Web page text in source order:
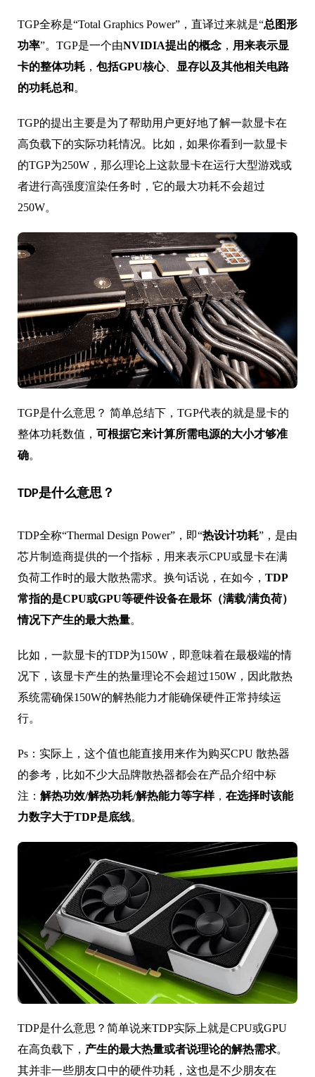
TGP全称是“Total Graphics Power”，直译过来就是“总图形
功率”。TGP是一个由NVIDIA提出的概念 ， 用来表示显
卡的整体功耗 ， 包括GPU核心、
显存以及其他相关电路
的功耗总和 。
TGP的提出主要是为了帮助用户更好地了解一款显卡在
高负载下的实际功耗情况。比如，如果你看到一款显卡
的TGP为250W，那么理论上这款显卡在运行大型游戏或
者进行高强度渲染任务时，它的最大功耗不会超过
250W。
TGP是什么意思？ 简单总结下，TGP代表的就是显卡的
整体功耗数值， 可根据它来计算所需电源的大小才够准
确。
TDP是什么意思？
TDP全称“Thermal Design Power”，即“热设计功耗”，是由
芯片制造商提供的一个指标，用来表示CPU或显卡在满
负荷工作时的最大散热需求。换句话说，在如今， TDP
常指的是CPU或GPU等硬件设备在最坏（满载/满负荷）
情况下产生的最大热量。
比如，一款显卡的TDP为150W，即意味着在最极端的情
况下，该显卡产生的热量理论不会超过150W，因此散热
系统需确保150W的解热能力才能确保硬件正常持续运
行。
Ps：实际上，这个值也能直接用来作为购买CPU 散热器
的参考，比如不少大品牌散热器都会在产品介绍中标
注： 解热功效/解热功耗/解热能力等字样， 在选择时该能
力数字大于TDP是底线。
TDP是什么意思？简单说来TDP实际上就是CPU或GPU
在高负载下， 产生的最大热量或者说理论的解热需求。
其并非一些朋友口中的硬件功耗，这也是不少朋友在